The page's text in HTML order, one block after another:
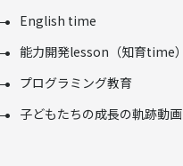
English time
能力開発lesson（知育time）
プログラミング教育
子どもたちの成長の軌跡動画